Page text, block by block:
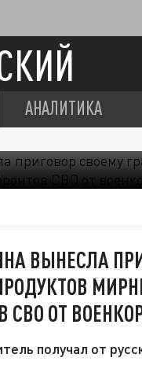
АНАЛИТИКА
ВЫНЕСЛА
ОТ
получал от